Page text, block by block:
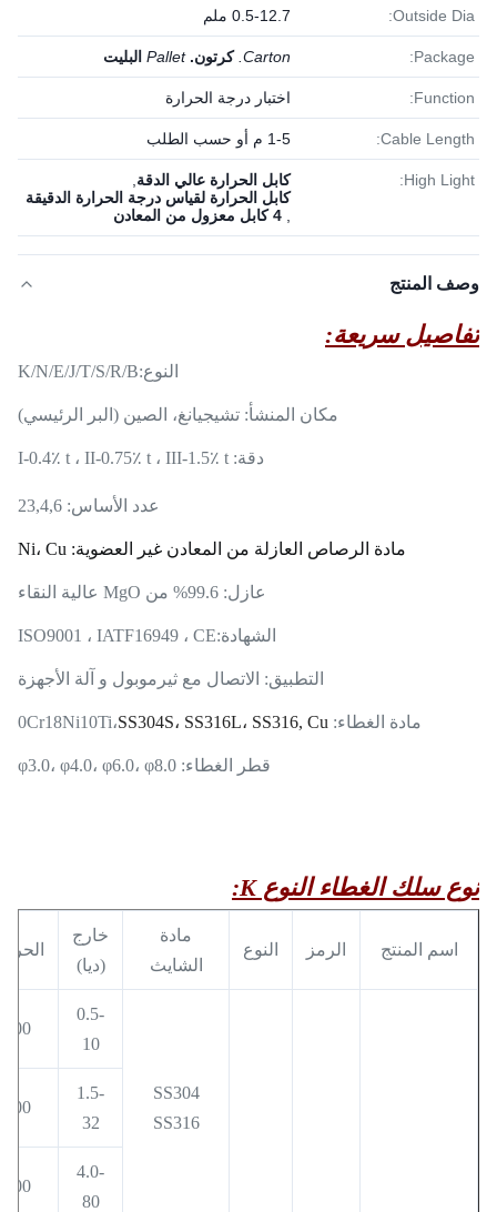
Outside Dia: 0.5-12.7 ملم
Package:
Carton. كرتون. Pallet البليت
Function: اختبار درجة الحرارة
Cable Length: 1-5 م أو حسب الطلب
High Light: كابل الحرارة عالي الدقة
كابل الحرارة لقياس درجة الحرارة الدقيقة
4 كابل معزول من المعادن
وصف المنتج
تفاصيل سريعة:
النوع:K/N/E/J/T/S/R/B
مكان المنشأ: تشيجيانغ، الصين (البر الرئيسي)
دقة: I-0.4٪ t ، II-0.75٪ t ، III-1.5٪ t
عدد الأساس: 23,4,6
مادة الرصاص العازلة من المعادن غير العضوية: Ni، Cu
عازل: 99.6% من MgO عالية النقاء
الشهادة:ISO9001 ، IATF16949 ، CE
التطبيق: الاتصال مع ثيرموبول و آلة الأجهزة
مادة الغطاء: 0Cr18Ni10Ti، SS304S، SS316L، SS316, Cu
قطر الغطاء: φ3.0، φ4.0، φ6.0، φ8.0
نوع سلك الغطاء النوع K:
اسم المنتج الرمز النوع
مادة
الشايث
خارج
(ديا)
SS304
SS316
0.5-
10
400
1.5-
32
600
4.0-
80
800